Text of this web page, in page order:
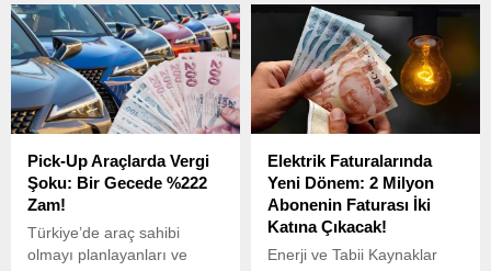
U.K.’den evden çıkmasını
istedi.
trafik kazasında,
Yunanistan’dan İzmir’e
giden bir tur otobüsü
şarampole uçtu.
Pick-Up Araçlarda Vergi
Şoku: Bir Gecede %222
Zam!
Türkiye’de araç sahibi
olmayı planlayanları ve
Elektrik Faturalarında
Yeni Dönem: 2 Milyon
Abonenin Faturası İki
Katına Çıkacak!
Enerji ve Tabii Kaynaklar